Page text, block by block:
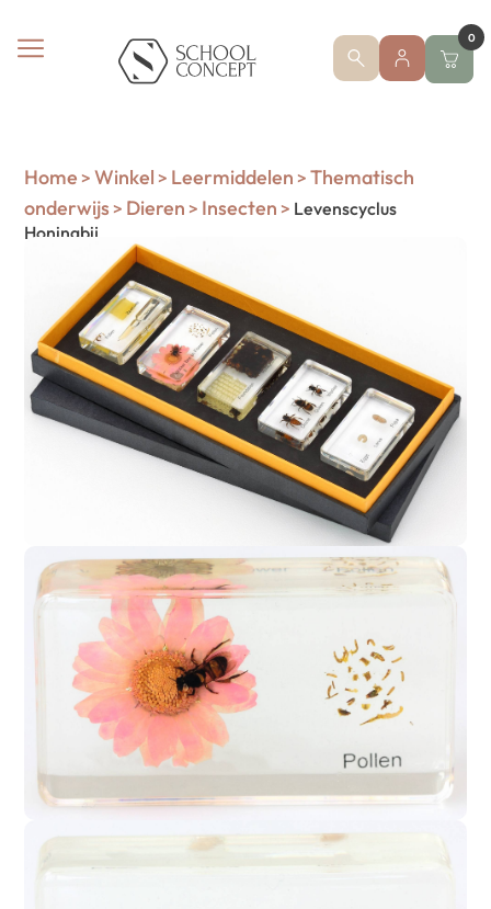
0
Home > Winkel > Leermiddelen > Thematisch
onderwijs> Dieren > Insecten > Levenscyclus
Honingbij